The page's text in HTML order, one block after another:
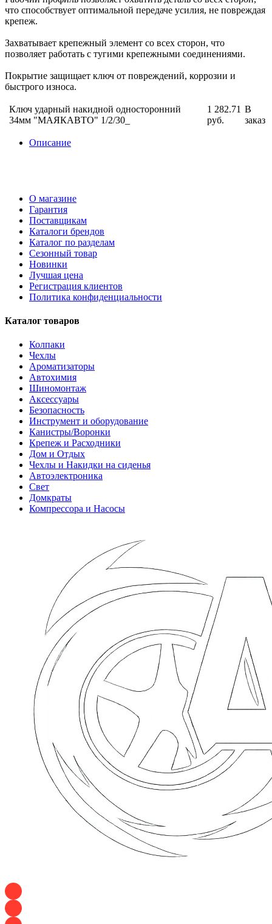
что способствует оптимальной передаче усилия, не повреждая
крепеж.
Захватывает крепежный элемент со всех сторон, что
позволяет работать с тугими крепежными соединениями.
Покрытие защищает ключ от повреждений, коррозии и
быстрого износа.
Ключ ударный накидной односторонний
34мм "МАЯКАВТО" 1/2/30_
1 282.71
руб.
В
заказ
Описание
О магазине
Гарантия
Поставщикам
Каталоги брендов
Каталог по разделам
Сезонный товар
Новинки
Лучшая цена
Регистрация клиентов
Политика конфиденциальности
Каталог товаров
Колпаки
Чехлы
Ароматизаторы
Автохимия
Шиномонтаж
Аксессуары
Безопасность
Инструмент и оборудование
Канистры/Воронки
Крепеж и Расходники
Дом и Отдых
Чехлы и Накидки на сиденья
Автоэлектроника
Свет
Домкраты
Компрессора и Насосы